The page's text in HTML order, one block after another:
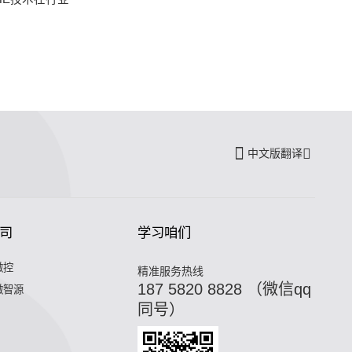
中文版翻译
控
智源
学习咱们
精准服务热线
187 5820 8828 （微信qq
同号）